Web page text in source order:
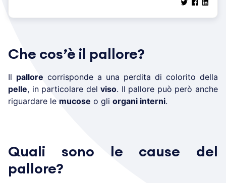
Che cos’è il pallore?
Il pallore corrisponde a una perdita di colorito della
pelle, in particolare delviso. Il pallore può però anche
riguardare le mucose o gli organi interni.
Quali sono le cause del
pallore?